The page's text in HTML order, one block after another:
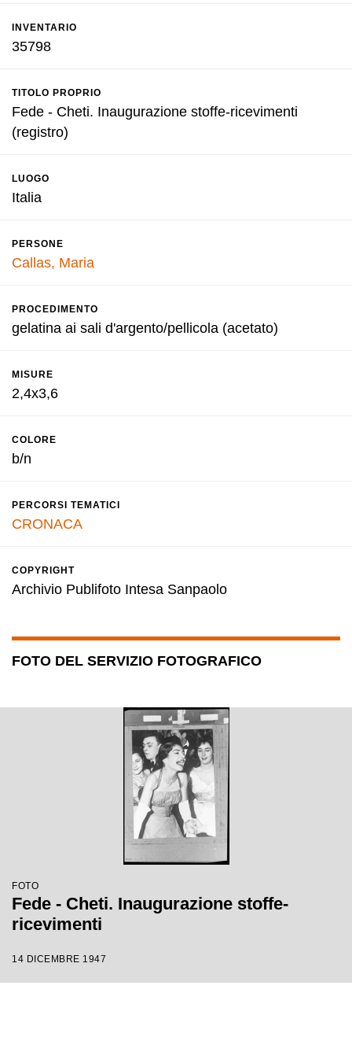
INVENTARIO
35798
TITOLO PROPRIO
Fede - Cheti. Inaugurazione stoffe-ricevimenti
(registro)
LUOGO
Italia
PERSONE
Callas, Maria
PROCEDIMENTO
gelatina ai sali d'argento/pellicola (acetato)
MISURE
2,4x3,6
COLORE
b/n
PERCORSI TEMATICI
CRONACA
COPYRIGHT
Archivio Publifoto Intesa Sanpaolo
FOTO DEL SERVIZIO FOTOGRAFICO
FOTO
Fede - Cheti. Inaugurazione stoffe-
ricevimenti
14 DICEMBRE 1947